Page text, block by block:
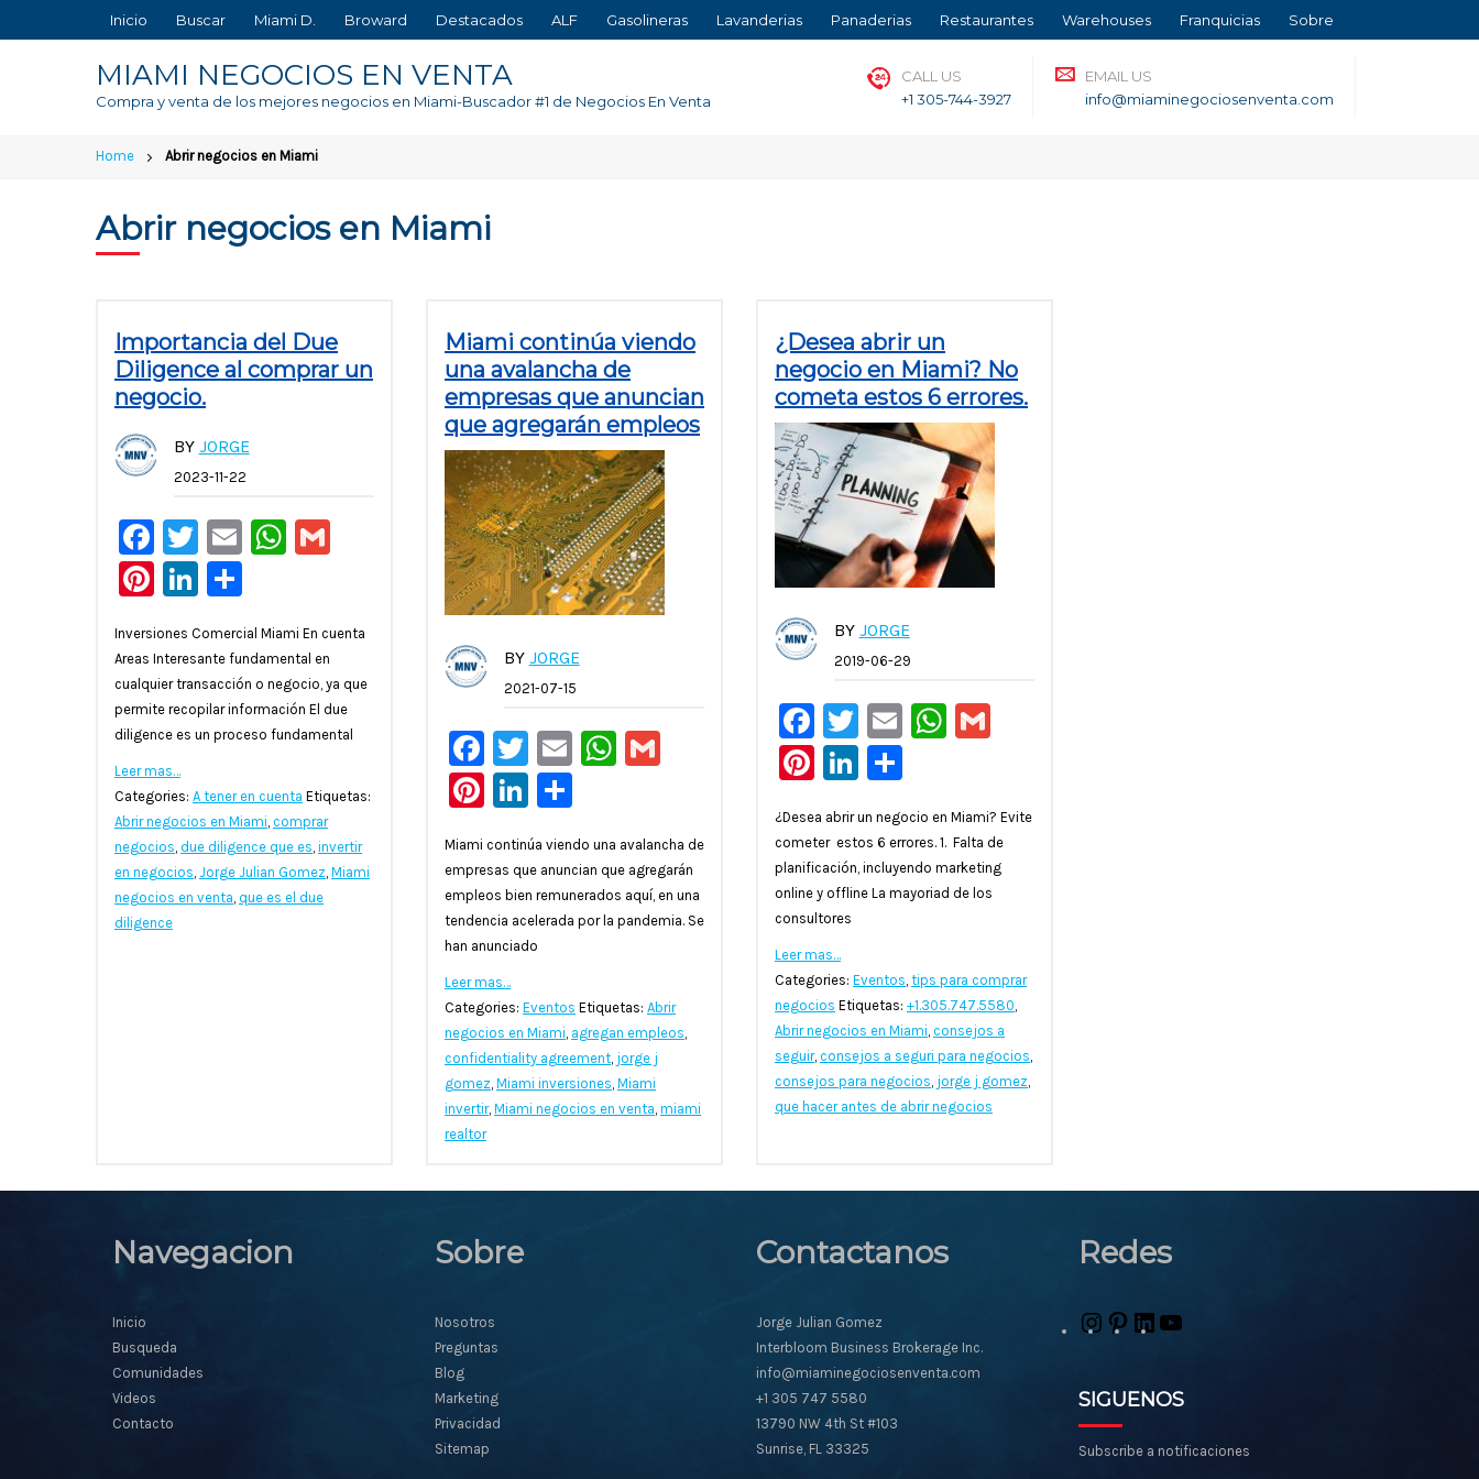
to
Inicio Buscar Miami D. Broward Destacados ALF Gasolineras Lavanderias Panaderias Restaurantes Warehouses Franquicias Sobre
MIAMI NEGOCIOS EN VENTA
Compra y venta de los mejores negocios en Miami-Buscador #1 de Negocios En Venta
CALL US
+1 305-744-3927
EMAIL US
info@miaminegociosenventa.com
Home Abrir negocios en Miami
Abrir negocios en Miami
Importancia del Due
Diligence al comprar un
negocio.
BY JORGE
2023-11-22
Facebook
Twitter
EmailWhatsApp
Pinterest
LinkedIn
Inversiones Comercial Miami En cuenta
Areas Interesante fundamental en
cualquier transacción o negocio, ya que
permite recopilar información El due
diligence es un proceso fundamental
Leer mas…
Categories: A tener en cuenta Etiquetas:
Abrir negocios en Miami, comprar
negocios, due diligence que es, invertir
en negocios, Jorge Julian Gomez, Miami
negocios en venta, que es el due
diligence
Miami continúa viendo
una avalancha de
empresas que anuncian
que agregarán empleos
BY JORGE
2021-07-15
Facebook
Twitter
EmailWhatsApp
Pinterest
LinkedIn
Miami continúa viendo una avalancha de
empresas que anuncian que agregarán
empleos bien remunerados aquí, en una
tendencia acelerada por la pandemia. Se
han anunciado
Leer mas…
Categories: Eventos Etiquetas: Abrir
negocios en Miami, agregan empleos,
confidentiality agreement, jorge j
gomez, Miami inversiones, Miami
invertir, Miami negocios en venta, miami
realtor
¿Desea abrir un
negocio en Miami? No
cometa estos 6 errores.
BY JORGE
2019-06-29
Facebook
Twitter
EmailWhatsApp
Pinterest
LinkedIn
¿Desea abrir un negocio en Miami? Evite
cometer estos 6 errores. 1. Falta de
planificación, incluyendo marketing
online y offline La mayoriad de los
consultores
Leer mas…
Categories: Eventos, tips para comprar
negocios Etiquetas: +1.305.747.5580,
Abrir negocios en Miami, consejos a
seguir, consejos a seguri para negocios,
consejos para negocios, jorge j gomez,
que hacer antes de abrir negocios
Navegacion
Inicio
Busqueda
Comunidades
Videos
Contacto
Sobre
Nosotros
Preguntas
Blog
Marketing
Privacidad
Sitemap
Contactanos
Jorge Julian Gomez
Interbloom Business Brokerage Inc.
info@miaminegociosenventa.com
+1 305 747 5580
13790 NW 4th St #103
Sunrise, FL 33325
Redes
Instagram
PinterestLinkedIn
SIGUENOS
Subscribe a notificaciones